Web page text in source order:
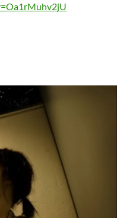
地區